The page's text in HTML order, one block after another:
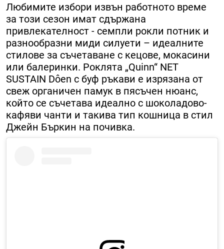
Любимите избори извън работното време
за този сезон имат сдържана
привлекателност - семпли рокли потник и
разнообразни миди силуети – идеалните
стилове за съчетаване с кецове, мокасини
или балеринки. Роклята „Quinn“ NET
SUSTAIN Dôen с буф ръкави е изрязана от
свеж органичен памук в пясъчен нюанс,
който се съчетава идеално с шоколадово-
кафяви чанти и такива тип кошница в стил
Джейн Бъркин на почивка.